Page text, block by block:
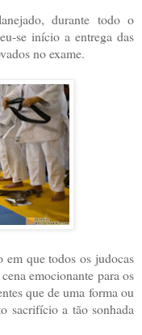
durante todo o
se início a entrega das
no exame.
em que todos os judocas
emocionante para os
que de uma forma ou
sacrifício a tão sonhada